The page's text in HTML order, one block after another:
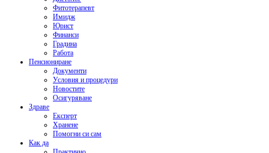
Фитотерапевт
Имидж
Юрист
Финанси
Градина
Работа
Пенсиониране
Документи
Условия и процедури
Новостите
Осигуряване
Здраве
Експерт
Хранене
Помогни си сам
Как да